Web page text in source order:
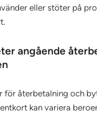
eller stöter på
angående
för återbetalning och
kan variera